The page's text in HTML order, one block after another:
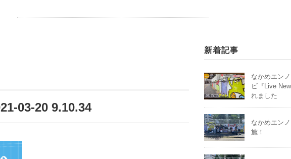
03-20 9.10.34
新着記事
なかめエン
ビ『Live
れました
なかめエン
施！